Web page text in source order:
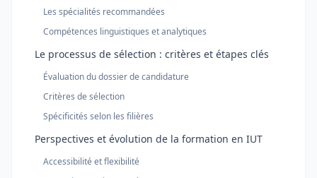
Les spécialités recommandées
Compétences linguistiques et analytiques
Le processus de sélection : critères et étapes clés
Évaluation du dossier de candidature
Critères de sélection
Spécificités selon les filières
Perspectives et évolution de la formation en IUT
Accessibilité et flexibilité